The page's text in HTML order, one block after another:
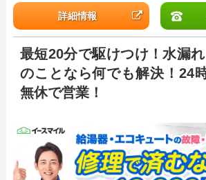
詳細情報
最短20分で駆けつけ！水漏
のことなら何でも解決！24
無休で営業！